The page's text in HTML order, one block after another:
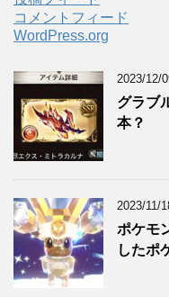
コメントフィード
WordPress.org
2023/12/
グラブ
本？
2023/11/
ポケモ
したポ